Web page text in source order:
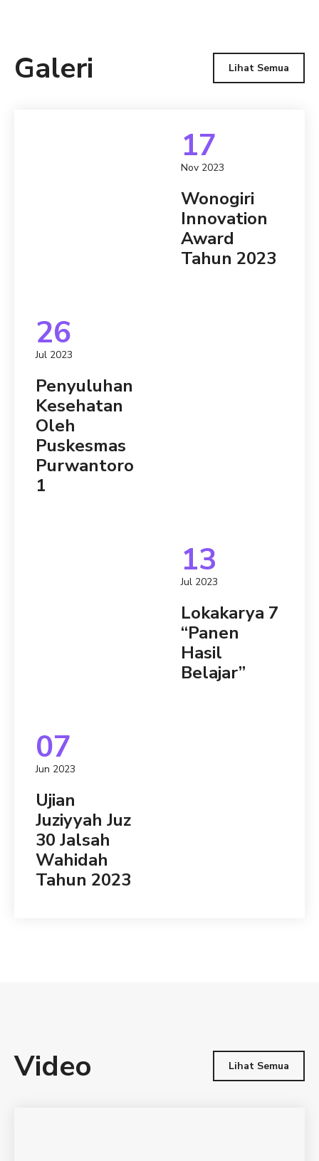
Galeri Lihat Semua
17
Nov 2023
Wonogiri
Innovation
Award
Tahun 2023
26
Jul 2023
Penyuluhan
Kesehatan
Oleh
Puskesmas
Purwantoro
1
13
Jul 2023
Lokakarya 7
“Panen
Hasil
Belajar”
07
Jun 2023
Ujian
Juziyyah Juz
30 Jalsah
Wahidah
Tahun 2023
Video Lihat Semua